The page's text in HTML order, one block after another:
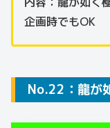
企画時でもOK
No.22：龍が